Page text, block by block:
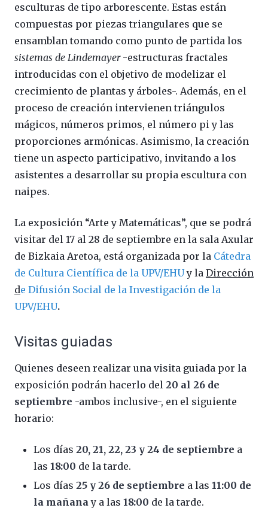
esculturas de tipo arborescente. Estas están
compuestas por piezas triangulares que se
ensamblan tomando como punto de partida los
sistemas de Lindemayer-estructuras fractales
introducidas con el objetivo de modelizar el
crecimiento de plantas y árboles-. Además, en el
proceso de creación intervienen triángulos
mágicos, números primos, el número pi y las
proporciones armónicas. Asimismo, la creación
tiene un aspecto participativo, invitando a los
asistentes a desarrollar su propia escultura con
naipes.
La exposición “Arte y Matemáticas”, que se podrá
visitar del 17 al 28 de septiembre en la sala Axular
de Bizkaia Aretoa, está organizada por la Cátedra
de Cultura Científica de la UPV/EHUy la Dirección
de Difusión Social de la Investigación de la
UPV/EHU.
Visitas guiadas
Quienes deseen realizar una visita guiada por la
exposición podrán hacerlo del 20 al 26 de
septiembre -ambos inclusive-, en el siguiente
horario:
Los días 20, 21, 22, 23 y 24 de septiembre a
las 18:00 de la tarde.
Los días 25 y 26 de septiembre a las 11:00 de
la mañanay a las 18:00 de la tarde.